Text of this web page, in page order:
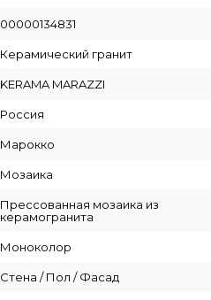
00000134831
Керамический гранит
KERAMA MARAZZI
Россия
Марокко
Мозаика
Прессованная мозаика из
керамогранита
Моноколор
Стена / Пол / Фасад